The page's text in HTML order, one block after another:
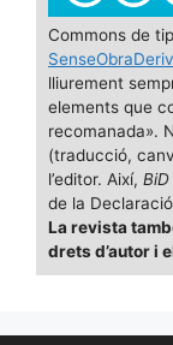
Commons de
lliurement
elements que
recomanada».
(traducció,
l’editor. Així, BiD
de la
La revista
drets d’autor i